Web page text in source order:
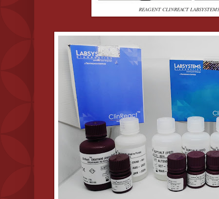
REAGENT CLINREACT